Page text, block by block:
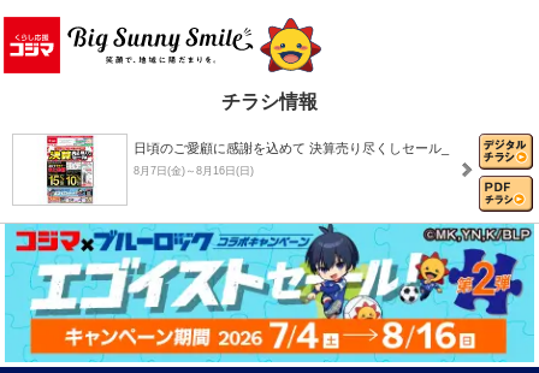
チラシ情報
日頃のご愛顧に感謝を込めて 決算売り尽くしセール_
8月7日(金)～8月16日(日)
8月おすすめチラシ
8月1日(土)～8月31日(月)
決算売り尽くしセール！